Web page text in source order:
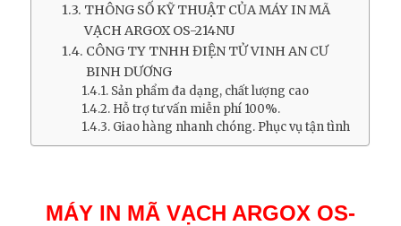
THÔNG SỐ KỸ THUẬT CỦA MÁY IN MÃ
VẠCH ARGOX OS-214NU
CÔNG TY TNHH ĐIỆN TỬ VINH AN CƯ
BINH DƯƠNG
Sản phẩm đa dạng, chất lượng cao
Hỗ trợ tư vấn miễn phí 100%.
Giao hàng nhanh chóng. Phục vụ tận tình
MÁY IN MÃ VẠCH ARGOX OS-